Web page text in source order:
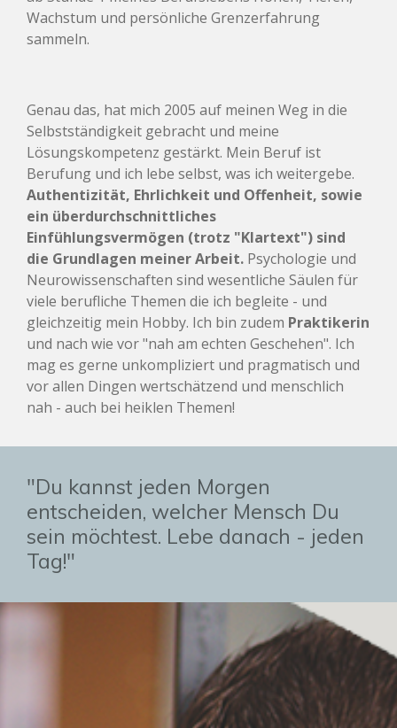
Wachstum und persönliche Grenzerfahrung
sammeln.
Genau das, hat mich 2005 auf meinen Weg in die
Selbstständigkeit gebracht und meine
Lösungskompetenz gestärkt. Mein Beruf ist
Berufung und ich lebe selbst, was ich weitergebe.
Authentizität, Ehrlichkeit und Offenheit, sowie
ein überdurchschnittliches
Einfühlungsvermögen (trotz "Klartext") sind
die Grundlagen meiner Arbeit. Psychologie und
Neurowissenschaften sind wesentliche Säulen für
viele berufliche Themen die ich begleite - und
gleichzeitig mein Hobby. Ich bin zudem Praktikerin
und nach wie vor "nah am echten Geschehen". Ich
mag es gerne unkompliziert und pragmatisch und
vor allen Dingen wertschätzend und menschlich
nah - auch bei heiklen Themen!
"Du kannst jeden Morgen
entscheiden, welcher Mensch Du
sein möchtest. Lebe danach - jeden
Tag!"